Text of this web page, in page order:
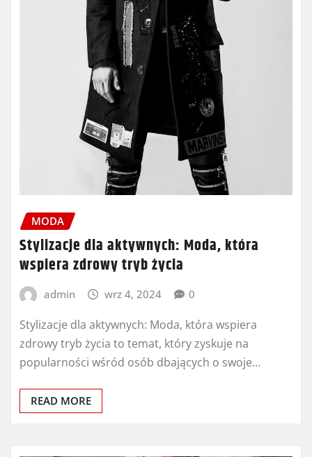
MODA
Stylizacje dla aktywnych: Moda, która
wspiera zdrowy tryb życia
admin wrz 4, 2024 0
Stylizacje dla aktywnych: Moda, która wspiera
zdrowy tryb życia to temat, który zyskuje na
popularności wśród osób dbających o swoje…
READ MORE